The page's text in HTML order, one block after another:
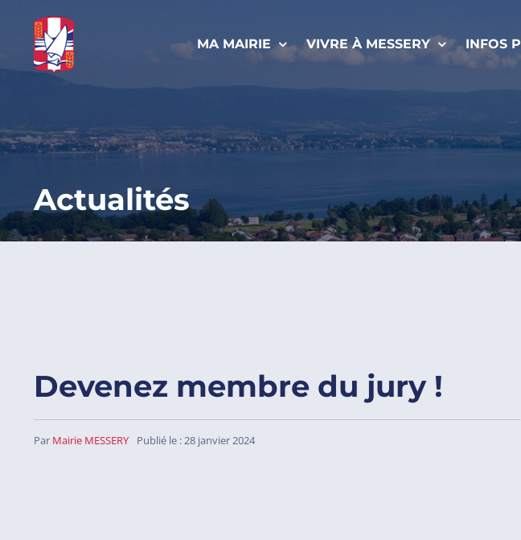
contenu
MA MAIRIE VIVRE À MESSERY INFOS
Actualités
Devenez membre du jury !
Par Mairie MESSERY Publié le : 28 janvier 2024